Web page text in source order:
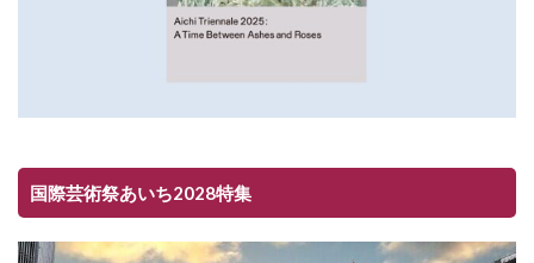
国際芸術祭あいち2028特集